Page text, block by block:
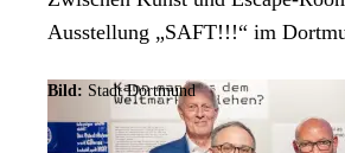
Ausstellung „SAFT!!!“ im
Bild: Stadt Dortmund